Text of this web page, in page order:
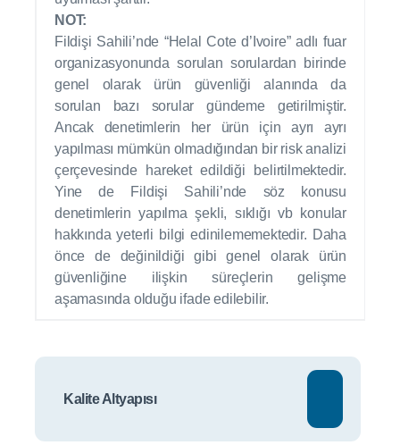
Kalite Altyapısı
NOT:
Fildişi Sahili’nde “Helal Cote d’Ivoire” adlı fuar
organizasyonunda sorulan sorulardan birinde
genel olarak ürün güvenliği alanında da
sorulan bazı sorular gündeme getirilmiştir.
Ancak denetimlerin her ürün için ayrı ayrı
yapılması mümkün olmadığından bir risk analizi
çerçevesinde hareket edildiği belirtilmektedir.
Yine de Fildişi Sahili’nde söz konusu
denetimlerin yapılma şekli, sıklığı vb konular
hakkında yeterli bilgi edinilememektedir. Daha
önce de değinildiği gibi genel olarak ürün
güvenliğine ilişkin süreçlerin gelişme
aşamasında olduğu ifade edilebilir.